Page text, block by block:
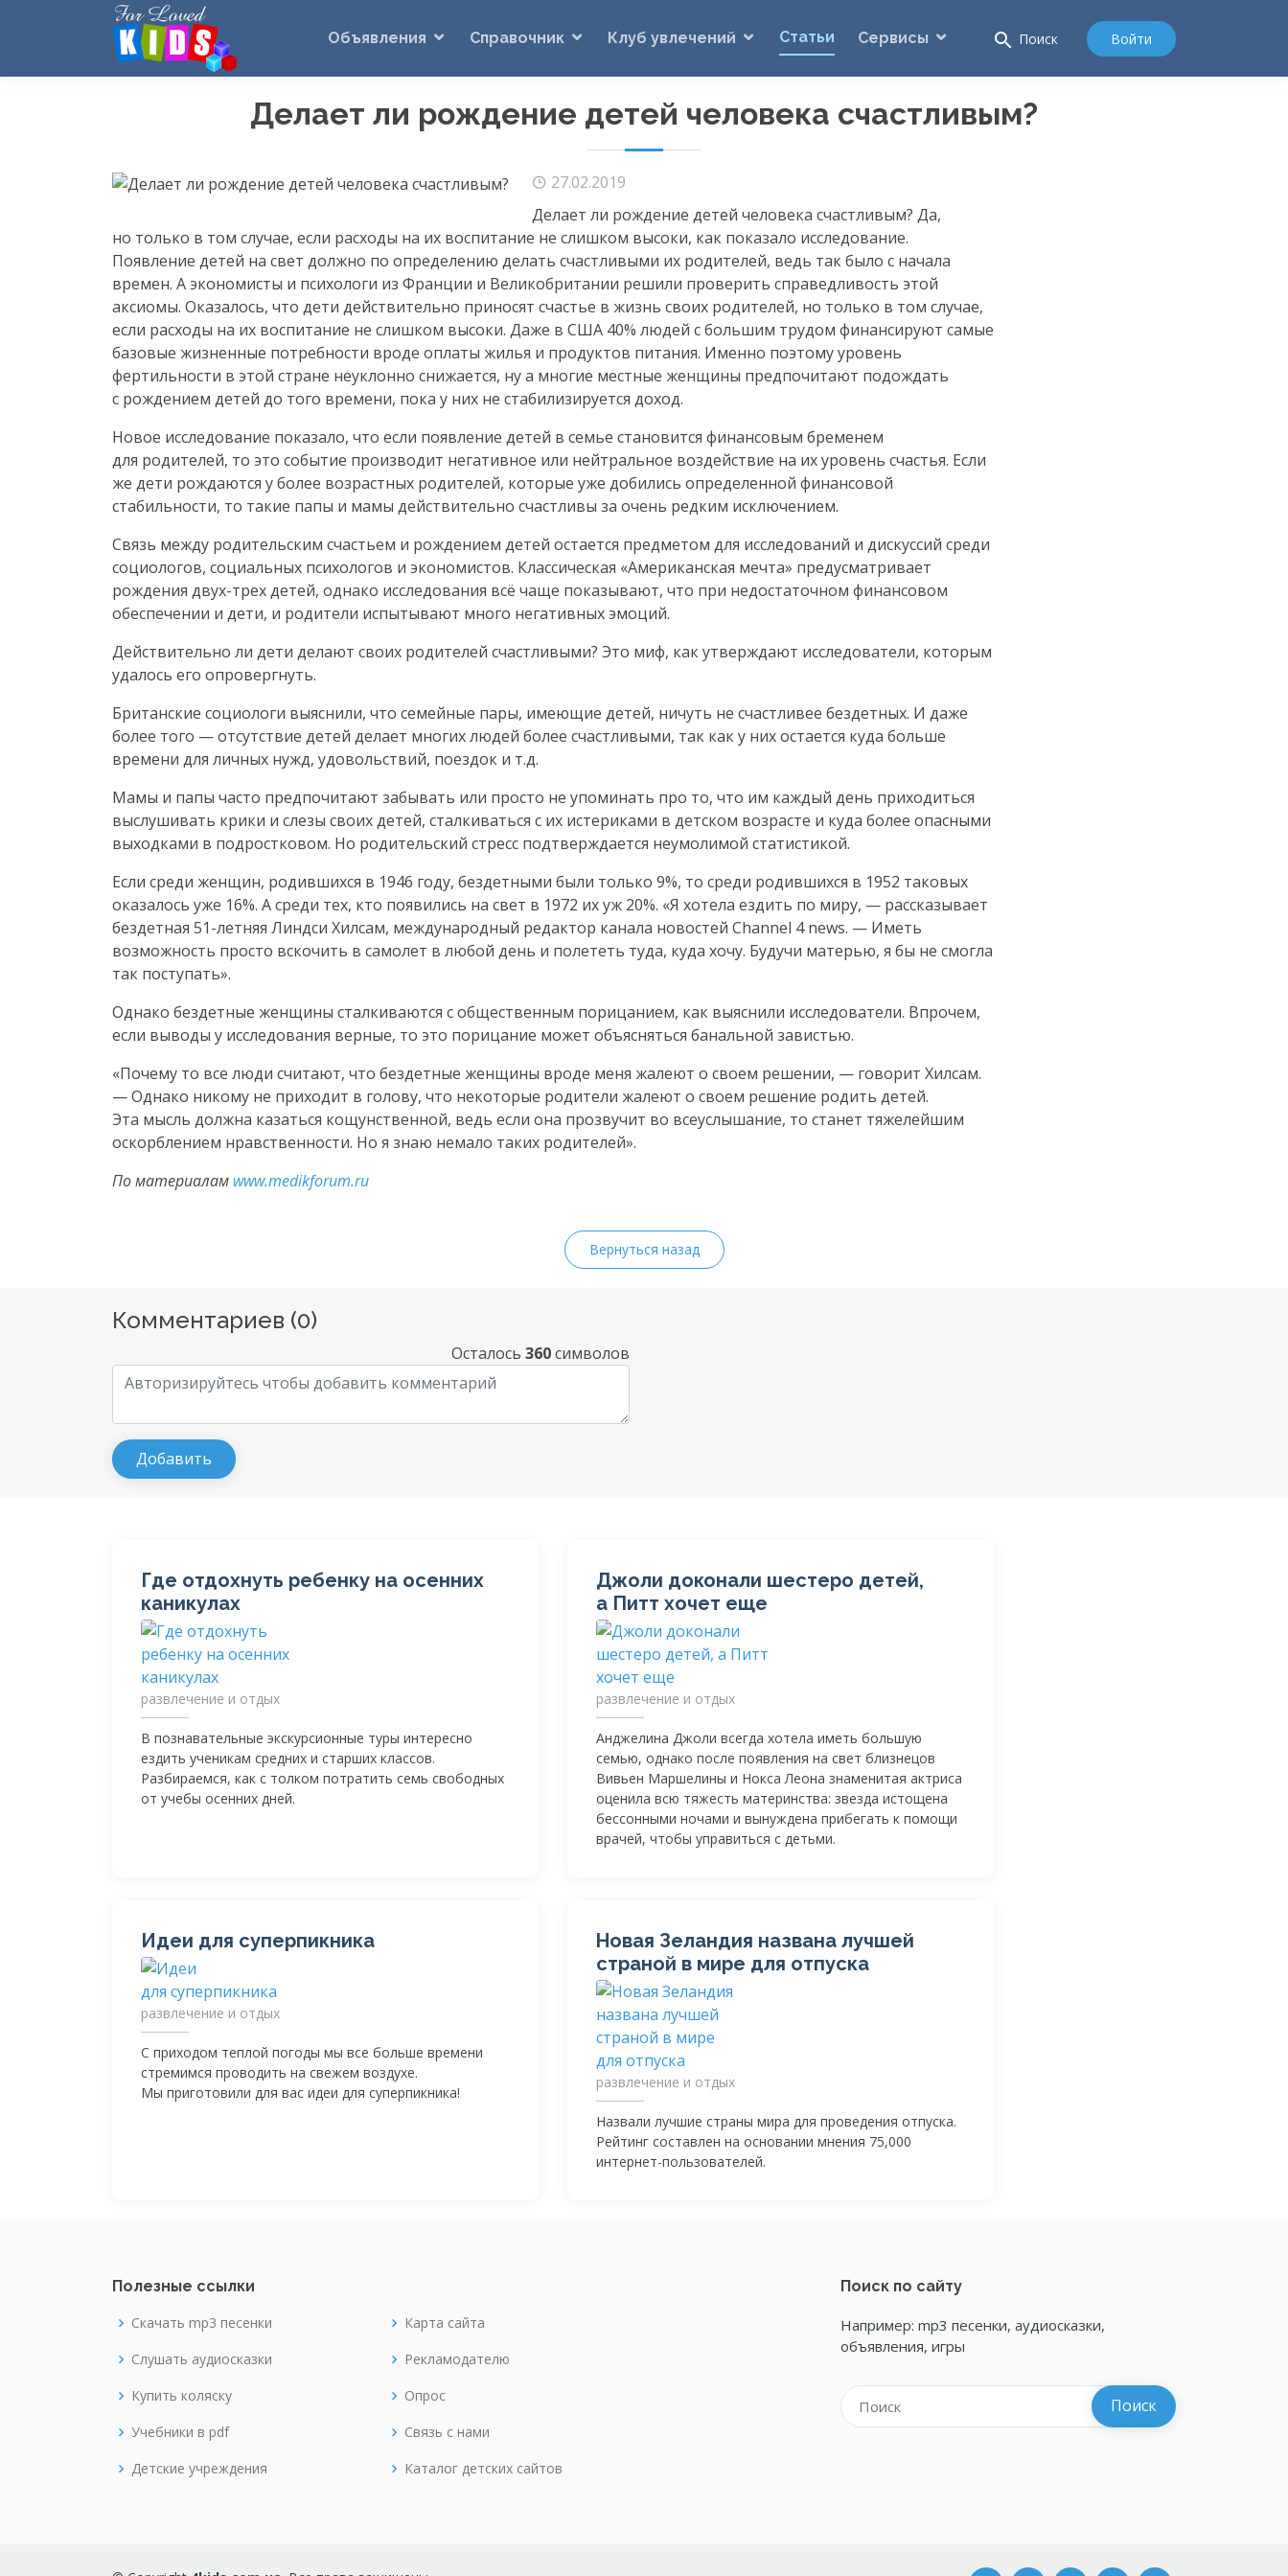
Объявления Справочник Клуб увлечений Статьи Сервисы search Поиск Войти
Делает ли рождение детей человека счастливым?
27.02.2019
Делает ли рождение детей человека счастливым? Да,
но только в том случае, если расходы на их воспитание не слишком высоки, как показало исследование.
Появление детей на свет должно по определению делать счастливыми их родителей, ведь так было с начала
времен. А экономисты и психологи из Франции и Великобритании решили проверить справедливость этой
аксиомы. Оказалось, что дети действительно приносят счастье в жизнь своих родителей, но только в том случае,
если расходы на их воспитание не слишком высоки. Даже в США 40% людей с большим трудом финансируют самые
базовые жизненные потребности вроде оплаты жилья и продуктов питания. Именно поэтому уровень
фертильности в этой стране неуклонно снижается, ну а многие местные женщины предпочитают подождать
с рождением детей до того времени, пока у них не стабилизируется доход.
Новое исследование показало, что если появление детей в семье становится финансовым бременем
для родителей, то это событие производит негативное или нейтральное воздействие на их уровень счастья. Если
же дети рождаются у более возрастных родителей, которые уже добились определенной финансовой
стабильности, то такие папы и мамы действительно счастливы за очень редким исключением.
Связь между родительским счастьем и рождением детей остается предметом для исследований и дискуссий среди
социологов, социальных психологов и экономистов. Классическая «Американская мечта» предусматривает
рождения двух-трехдетей, однако исследования всё чаще показывают, что при недостаточном финансовом
обеспечении и дети, и родители испытывают много негативных эмоций.
Действительно ли дети делают своих родителей счастливыми? Это миф, как утверждают исследователи, которым
удалось его опровергнуть.
Британские социологи выяснили, что семейные пары, имеющие детей, ничуть не счастливее бездетных. И даже
более того — отсутствие детей делает многих людей более счастливыми, так как у них остается куда больше
времени для личных нужд, удовольствий, поездок и т.д.
Мамы и папы часто предпочитают забывать или просто не упоминать про то, что им каждый день приходиться
выслушивать крики и слезы своих детей, сталкиваться с их истериками в детском возрасте и куда более опасными
выходками в подростковом. Но родительский стресс подтверждается неумолимой статистикой.
Если среди женщин, родившихся в 1946 году, бездетными были только 9%, то среди родившихся в 1952 таковых
оказалось уже 16%. А среди тех, кто появились на свет в 1972 их уж 20%. «Я хотела ездить по миру, — рассказывает
бездетная 51-летняя Линдси Хилсам, международный редактор канала новостей Channel 4 news. — Иметь
возможность просто вскочить в самолет в любой день и полететь туда, куда хочу. Будучи матерью, я бы не смогла
так поступать».
Однако бездетные женщины сталкиваются с общественным порицанием, как выяснили исследователи. Впрочем,
если выводы у исследования верные, то это порицание может объясняться банальной завистью.
«Почему то все люди считают, что бездетные женщины вроде меня жалеют о своем решении, — говорит Хилсам.
— Однако никому не приходит в голову, что некоторые родители жалеют о своем решение родить детей.
Эта мысль должна казаться кощунственной, ведь если она прозвучит во всеуслышание, то станет тяжелейшим
оскорблением нравственности. Но я знаю немало таких родителей».
По материалам www.medikforum.ru
Вернуться назад
Комментариев (0)
Осталось 360символов
Где отдохнуть ребенку на осенних
каникулах
развлечение и отдых
В познавательные экскурсионные туры интересно
ездить ученикам средних и старших классов.
Разбираемся, как с толком потратить семь свободных
от учебы осенних дней.
Джоли доконали шестеро детей,
а Питт хочет еще
развлечение и отдых
Анджелина Джоли всегда хотела иметь большую
семью, однако после появления на свет близнецов
Вивьен Маршелины и Нокса Леона знаменитая актриса
оценила всю тяжесть материнства: звезда истощена
бессонными ночами и вынуждена прибегать к помощи
врачей, чтобы управиться с детьми.
Идеи для суперпикника
развлечение и отдых
С приходом теплой погоды мы все больше времени
стремимся проводить на свежем воздухе.
Мы приготовили для вас идеи для суперпикника!
Новая Зеландия названа лучшей
страной в мире для отпуска
развлечение и отдых
Назвали лучшие страны мира для проведения отпуска.
Рейтинг составлен на основании мнения 75,000
интернет-пользователей.
Полезные ссылки
Скачать mp3 песенки
Слушать аудиосказки
Купить коляску
Учебники в pdf
Детские учреждения
Карта сайта
Рекламодателю
Опрос
Связь с нами
Каталог детских сайтов
Поиск по сайту
Например: mp3 песенки, аудиосказки,
объявления, игры